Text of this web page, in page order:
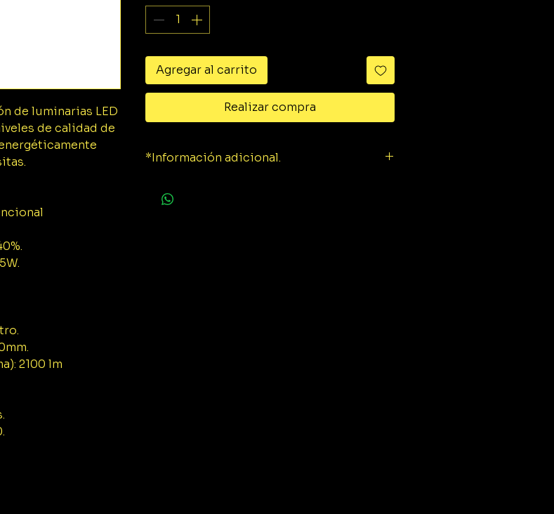
de luminarias LED
de calidad de
2100 lm
Agregar al carrito
Realizar compra
*Información adicional.